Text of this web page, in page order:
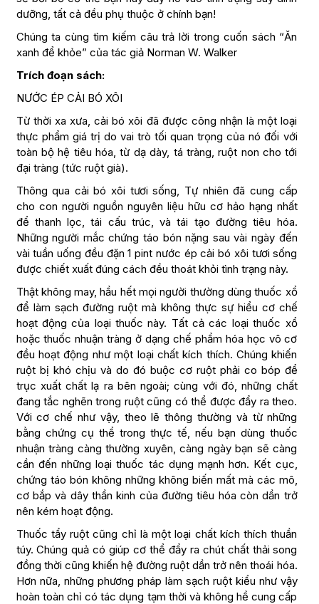
dưỡng, tất cả đều phụ thuộc ở chính bạn!
Chúng ta cùng tìm kiếm câu trả lời trong cuốn sách “Ăn
xanh để khỏe” của tác giả Norman W. Walker
Trích đoạn sách:
NƯỚC ÉP CẢI BÓ XÔI
Từ thời xa xưa, cải bó xôi đã được công nhận là một loại
thực phẩm giá trị do vai trò tối quan trọng của nó đối với
toàn bộ hệ tiêu hóa, từ dạ dày, tá tràng, ruột non cho tới
đại tràng (tức ruột già).
Thông qua cải bó xôi tươi sống, Tự nhiên đã cung cấp
cho con người nguồn nguyên liệu hữu cơ hảo hạng nhất
để thanh lọc, tái cấu trúc, và tái tạo đường tiêu hóa.
Những người mắc chứng táo bón nặng sau vài ngày đến
vài tuần uống đều đặn 1 pint nước ép cải bó xôi tươi sống
được chiết xuất đúng cách đều thoát khỏi tình trạng này.
Thật không may, hầu hết mọi người thường dùng thuốc xổ
để làm sạch đường ruột mà không thực sự hiểu cơ chế
hoạt động của loại thuốc này. Tất cả các loại thuốc xổ
hoặc thuốc nhuận tràng ở dạng chế phẩm hóa học vô cơ
đều hoạt động như một loại chất kích thích. Chúng khiến
ruột bị khó chịu và do đó buộc cơ ruột phải co bóp để
trục xuất chất lạ ra bên ngoài; cùng với đó, những chất
đang tắc nghẽn trong ruột cũng có thể được đẩy ra theo.
Với cơ chế như vậy, theo lẽ thông thường và từ những
bằng chứng cụ thể trong thực tế, nếu bạn dùng thuốc
nhuận tràng càng thường xuyên, càng ngày bạn sẽ càng
cần đến những loại thuốc tác dụng mạnh hơn. Kết cục,
chứng táo bón không những không biến mất mà các mô,
cơ bắp và dây thần kinh của đường tiêu hóa còn dần trở
nên kém hoạt động.
Thuốc tẩy ruột cũng chỉ là một loại chất kích thích thuần
túy. Chúng quả có giúp cơ thể đẩy ra chút chất thải song
đồng thời cũng khiến hệ đường ruột dần trở nên thoái hóa.
Hơn nữa, những phương pháp làm sạch ruột kiểu như vậy
hoàn toàn chỉ có tác dụng tạm thời và không hề cung cấp